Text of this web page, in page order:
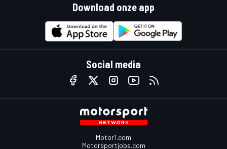
Download onze app
Social media
Motor1.com
Motorsportjobs.com